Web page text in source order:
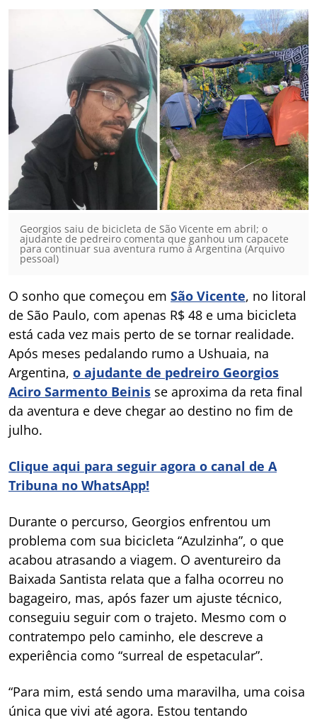
Georgios saiu de bicicleta de São Vicente em abril; o
ajudante de pedreiro comenta que ganhou um capacete
para continuar sua aventura rumo à Argentina (Arquivo
pessoal)
O sonho que começou em São Vicente, no litoral
de São Paulo, com apenas R$ 48 e uma bicicleta
está cada vez mais perto de se tornar realidade.
Após meses pedalando rumo a Ushuaia, na
Argentina, o ajudante de pedreiro Georgios
Aciro Sarmento Beinis se aproxima da reta final
da aventura e deve chegar ao destino no fim de
julho.
Clique aqui para seguir agora o canal de A
Tribuna no WhatsApp!
Durante o percurso, Georgios enfrentou um
problema com sua bicicleta “Azulzinha”, o que
acabou atrasando a viagem. O aventureiro da
Baixada Santista relata que a falha ocorreu no
bagageiro, mas, após fazer um ajuste técnico,
conseguiu seguir com o trajeto. Mesmo com o
contratempo pelo caminho, ele descreve a
experiência como “surreal de espetacular”.
“Para mim, está sendo uma maravilha, uma coisa
única que vivi até agora. Estou tentando